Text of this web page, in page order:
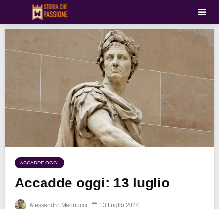
ACCADDE OGGI
Accadde oggi: 13 luglio
Alessandro Marinucci 13 Luglio 2024